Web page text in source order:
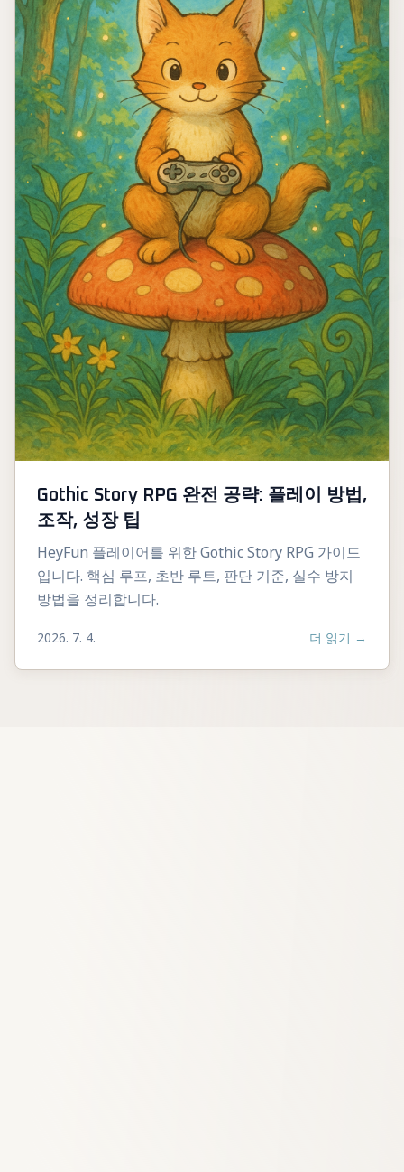
Gothic Story RPG 완전 공략: 플레이 방법,
조작, 성장 팁
HeyFun 플레이어를 위한 Gothic Story RPG 가이드
입니다. 핵심 루프, 초반 루트, 판단 기준, 실수 방지
방법을 정리합니다.
2026. 7. 4. 더 읽기 →